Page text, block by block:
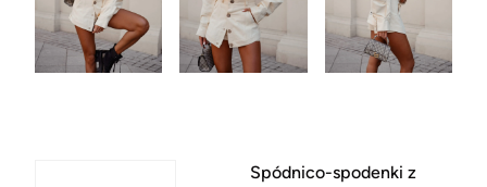
Spódnico-spodenki z